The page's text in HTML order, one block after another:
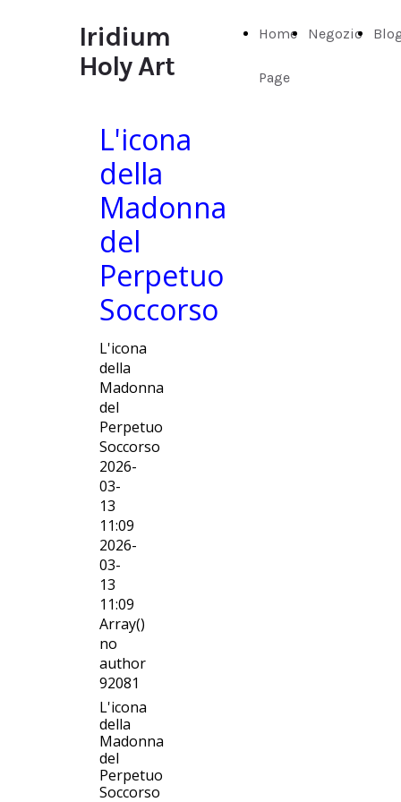
Iridium
Holy Art
Home
Page
Negozio
L'icona
della
Madonna
del
Perpetuo
Soccorso
L'icona
della
Madonna
del
Perpetuo
Soccorso
2026-
03-
13
11:09
2026-
03-
13
11:09
Array()
no
author
92081
L'icona
della
Madonna
del
Perpetuo
Soccorso